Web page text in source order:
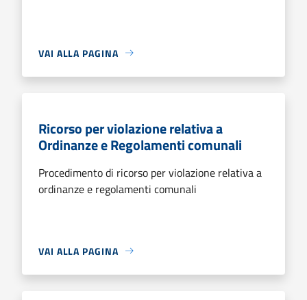
VAI ALLA PAGINA
Ricorso per violazione relativa a
Ordinanze e Regolamenti comunali
Procedimento di ricorso per violazione relativa a
ordinanze e regolamenti comunali
VAI ALLA PAGINA